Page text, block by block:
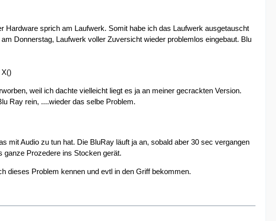
sprich am Laufwerk. Somit habe ich das Laufwerk ausgetauscht
Donnerstag, Laufwerk voller Zuversicht wieder problemlos eingebaut. Blu
weil ich dachte vielleicht liegt es ja an meiner gecrackten Version.
Ray rein, ....wieder das selbe Problem.
mit Audio zu tun hat. Die BluRay läuft ja an, sobald aber 30 sec vergangen
ganze Prozedere ins Stocken gerät.
dieses Problem kennen und evtl in den Griff bekommen.